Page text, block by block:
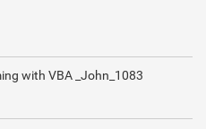
with VBA _John_1083